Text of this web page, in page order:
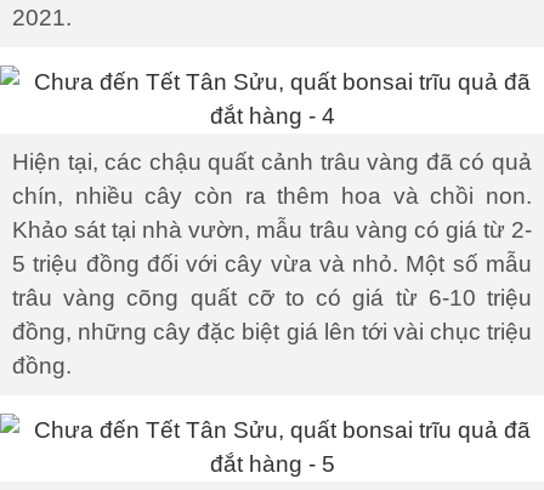
2021.
Hiện tại, các chậu quất cảnh trâu vàng đã có quả
chín, nhiều cây còn ra thêm hoa và chồi non.
Khảo sát tại nhà vườn, mẫu trâu vàng có giá từ 2-
5 triệu đồng đối với cây vừa và nhỏ. Một số mẫu
trâu vàng cõng quất cỡ to có giá từ 6-10 triệu
đồng, những cây đặc biệt giá lên tới vài chục triệu
đồng.